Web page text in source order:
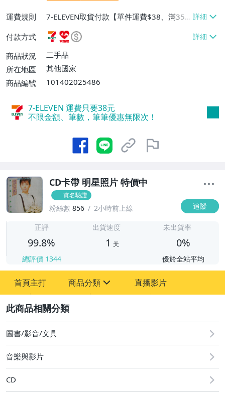
運費規則
7-ELEVEN取貨付款【單件運費$38、滿35
件或消費滿$900免運費】、萊爾富取貨付
款【單件運費$60、滿10件或消費滿$999
免運費】
付款方式
商品狀況
二手品
所在地區
其他國家
商品編號
101402025486
7-ELEVEN 運費只要38元
不限金額、筆數，筆筆優惠無限次！
CD卡帶 明星照片 特價中
實名驗證
粉絲數 856 2小時前上線 追蹤
正評
99.8%
總評價 1344
出貨速度
1 天
未出貨率
0%
優於全站平均
首頁主打 商品分類
圖書/影音/文具
成人專區
手機、配件與通訊
居家、家具與園藝
直播影片
圖書/影音/文具
音樂與影片
CD